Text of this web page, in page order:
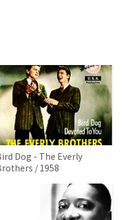
Dog - The Everly
/ 1958